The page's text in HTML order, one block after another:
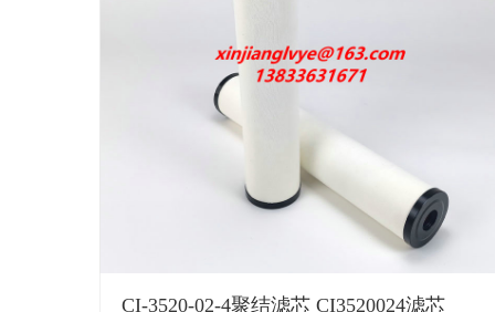
CI-3520-02-4聚结滤芯 CI3520024滤芯